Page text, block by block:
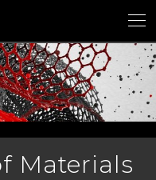
Materials